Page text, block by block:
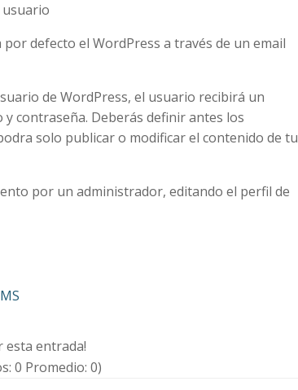
usuario
defecto el WordPress a través de un email
de WordPress, el usuario recibirá un
contraseña. Deberás definir antes los
solo publicar o modificar el contenido de tu
por un administrador, editando el perfil de
esta entrada!
0 Promedio: 0)